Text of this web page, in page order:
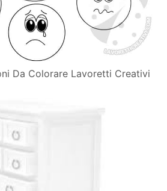
Da Colorare Lavoretti Creativi